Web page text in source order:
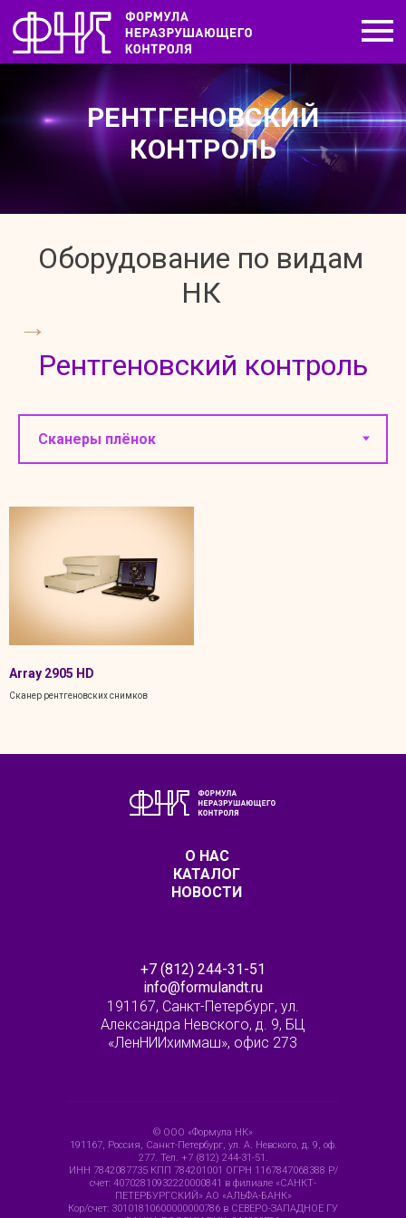
РЕНТГЕНОВСКИЙ
КОНТРОЛЬ
Оборудование по видам
НК
→
Рентгеновский контроль
Array 2905 HD
Сканер рентгеновских снимков
О НАС
КАТАЛОГ
НОВОСТИ
+7 (812) 244-31-51
info@formulandt.ru
191167, Санкт-Петербург, ул.
Александра Невского, д. 9, БЦ
«ЛенНИИхиммаш», офис 273
© ООО «Формула НК»
191167, Россия, Санкт-Петербург, ул. А. Невского, д. 9, оф.
277. Тел. +7 (812) 244-31-51.
ИНН 7842087735 КПП 784201001 ОГРН 1167847068388 Р/
счет: 40702810932220000841 в филиале «САНКТ-
ПЕТЕРБУРГСКИЙ» АО «АЛЬФА-БАНК»
Кор/счет: 30101810600000000786 в СЕВЕРО-ЗАПАДНОЕ ГУ